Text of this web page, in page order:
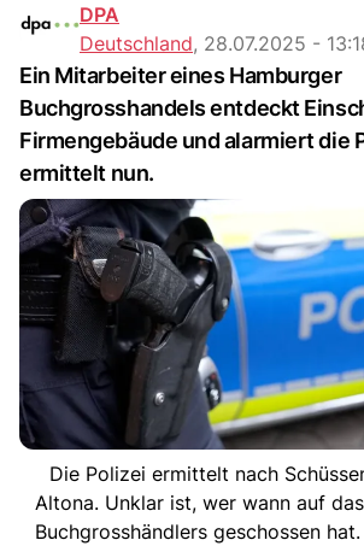
DPA
Deutschland, 28.07.2025 -
Ein Mitarbeiter eines Hamburger
Buchgrosshandels entdeckt
Firmengebäude und alarmiert die
ermittelt nun.
Die Polizei ermittelt nach
Altona. Unklar ist, wer wann auf
Buchgrosshändlers geschossen